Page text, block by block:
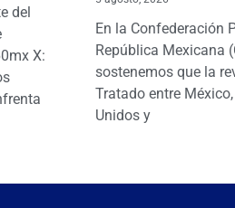
del
X:
En la Confederación
República Mexicana
sostenemos que la
Tratado entre
Unidos y